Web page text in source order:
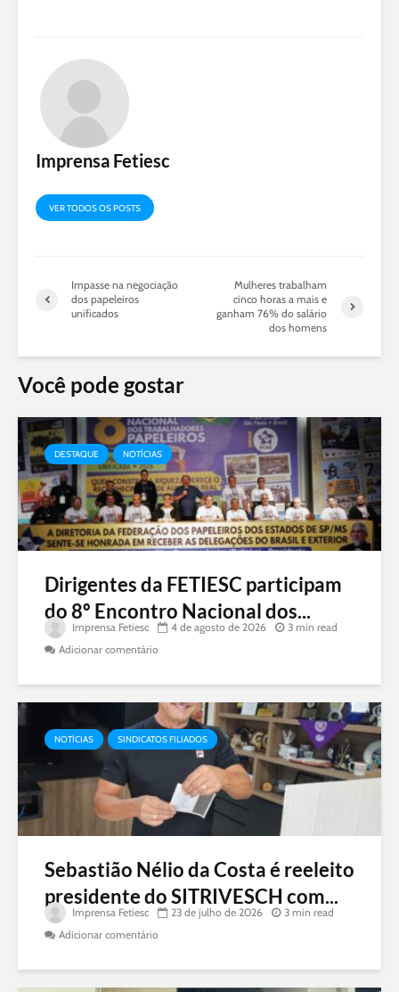
Imprensa Fetiesc
VER TODOS OS POSTS
Impasse na negociação
dos papeleiros
unificados
Mulheres trabalham
cinco horas a mais e
ganham 76% do salário
dos homens
Você pode gostar
DESTAQUE NOTÍCIAS
Dirigentes da FETIESC participam
do 8º Encontro Nacional dos...
Imprensa Fetiesc 4 de agosto de 2026
3 min read
Adicionar comentário
NOTÍCIAS SINDICATOS FILIADOS
Sebastião Nélio da Costa é reeleito
presidente do SITRIVESCH com...
Imprensa Fetiesc 23 de julho de 2026
3 min read
Adicionar comentário